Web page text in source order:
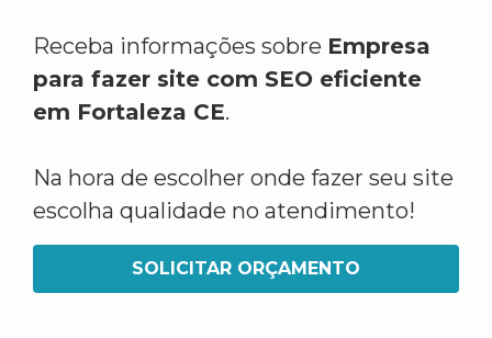
Receba informações sobre Empresa
para fazer site com SEO eficiente
em Fortaleza CE.
Na hora de escolher onde fazer seu site
escolha qualidade no atendimento!
SOLICITAR ORÇAMENTO